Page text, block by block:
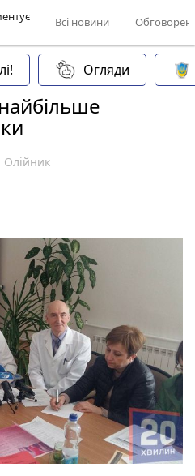
Всі новини
Огляди
Олійник